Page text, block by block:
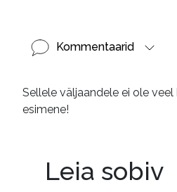
Kommentaarid
Sellele väljaandele ei ole
esimene!
Leia sobiv